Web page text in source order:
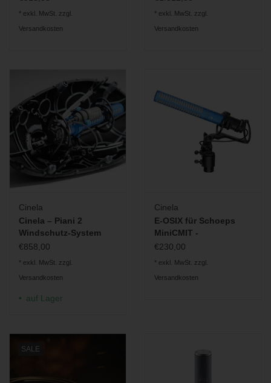
* exkl. MwSt. zzgl.
Versandkosten
* exkl. MwSt. zzgl.
Versandkosten
Cinela
Cinela – Piani 2
Windschutz-System
€858,00
* exkl. MwSt. zzgl.
Versandkosten
auf Lager
Cinela
E-OSIX für Schoeps
MiniCMIT -
Mikrofonaufhängung
€230,00
* exkl. MwSt. zzgl.
Versandkosten
SALE